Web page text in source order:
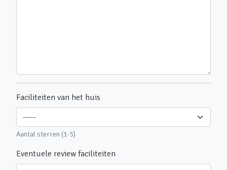
Faciliteiten van het huis
Aantal sterren (1-5)
Eventuele review faciliteiten